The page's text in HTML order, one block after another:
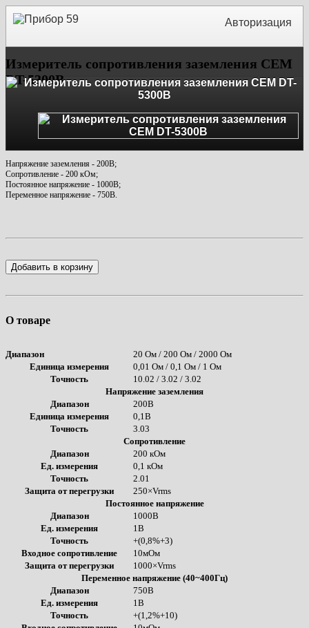
Авторизация
Измеритель сопротивления заземления CEM
DT-5300B
Напряжение заземления - 200В;
Сопротивление - 200 кОм;
Постоянное напряжение - 1000В;
Переменное напряжение - 750В.
Добавить в корзину
О товаре
Диапазон
20 Ом / 200 Ом / 2000 Ом
Единица измерения
0,01 Ом / 0,1 Ом / 1 Ом
Точность
10.02 / 3.02 / 3.02
Напряжение заземления
Диапазон
200В
Единица измерения
0,1В
Точность
3.03
Сопротивление
Диапазон
200 кОм
Ед. измерения
0,1 кОм
Точность
2.01
Защита от перегрузки
250×Vrms
Постоянное напряжение
Диапазон
1000В
Ед. измерения
1В
Точность
+(0,8%+3)
Входное сопротивление
10мОм
Защита от перегрузки
1000×Vrms
Переменное напряжение (40~400Гц)
Диапазон
750В
Ед. измерения
1В
Точность
+(1,2%+10)